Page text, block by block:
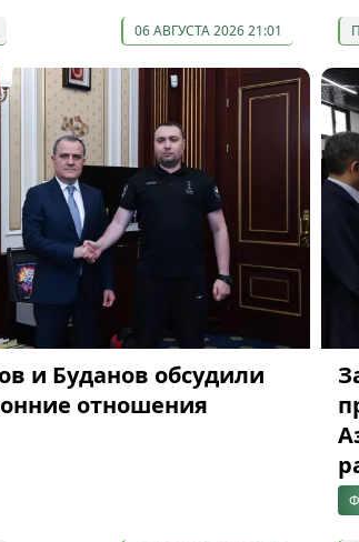
06 АВГУСТА 2026 21:01
и Буданов обсудили
отношения